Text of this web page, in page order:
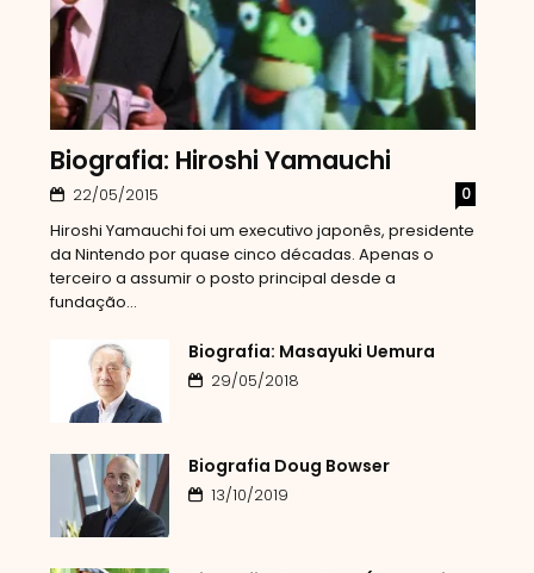
Biografia: Hiroshi Yamauchi
22/05/2015
0
Hiroshi Yamauchi foi um executivo japonês, presidente
da Nintendo por quase cinco décadas. Apenas o
terceiro a assumir o posto principal desde a
fundação...
Biografia: Masayuki Uemura
29/05/2018
Biografia Doug Bowser
13/10/2019